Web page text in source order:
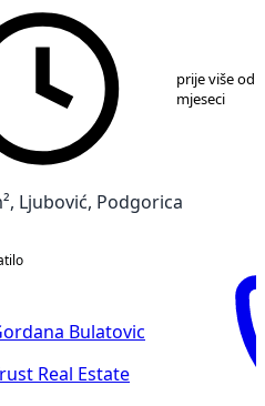
prije više od
mjeseci
Ljubović, Podgorica
Bulatovic
Real Estate